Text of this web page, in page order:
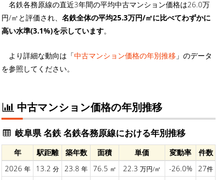
名鉄各務原線の直近3年間の平均中古マンション価格は26.0万
円/㎡と評価され、 名鉄全体の平均25.3万円/㎡に比べてわずかに
高い水準(3.1%)を示しています。
より詳細な動向は「中古マンション価格の年別推移 」のデータ
を参照してください。
中古マンション価格の年別推移
岐阜県 名鉄 名鉄各務原線における年別推移
年 駅距離 築年数 面積 単価 変動率
件数
2026 年 13.2 分 23.8 年 76.5 ㎡ 22.3 万円/㎡ -26.0% 27件